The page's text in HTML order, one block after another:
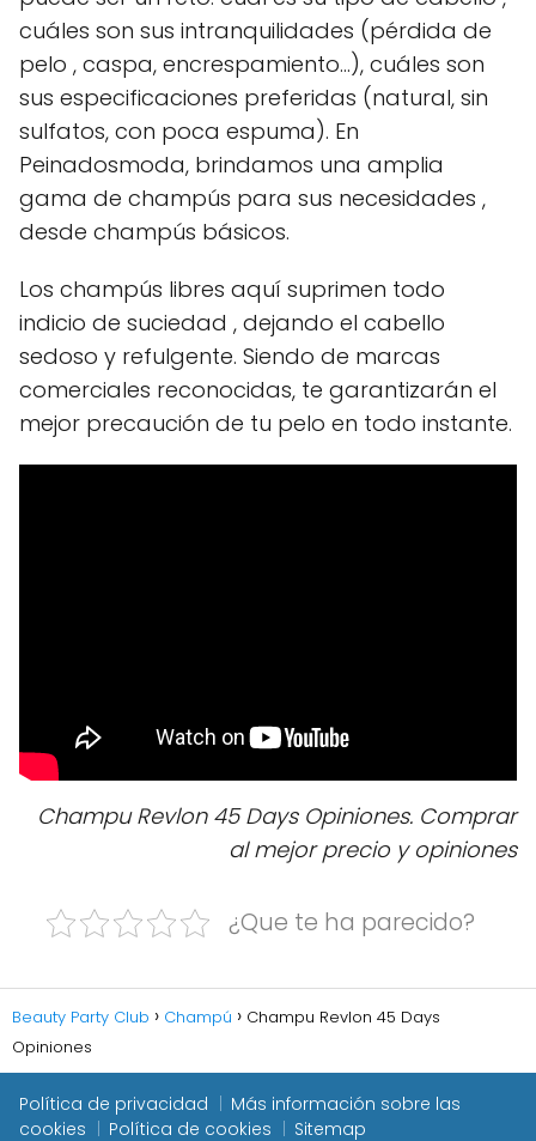
cuáles son sus intranquilidades (pérdida de
pelo , caspa, encrespamiento...), cuáles son
sus especificaciones preferidas (natural, sin
sulfatos, con poca espuma). En
Peinadosmoda, brindamos una amplia
gama de champús para sus necesidades ,
desde champús básicos.
Los champús libres aquí suprimen todo
indicio de suciedad , dejando el cabello
sedoso y refulgente. Siendo de marcas
comerciales reconocidas, te garantizarán el
mejor precaución de tu pelo en todo instante.
Champu Revlon 45 Days Opiniones. Comprar
al mejor precio y opiniones
¿Que te ha parecido?
Beauty Party Club Champú
Champu Revlon 45 Days
Opiniones
Política de privacidad
Más información sobre las
cookies
Política de cookies Sitemap